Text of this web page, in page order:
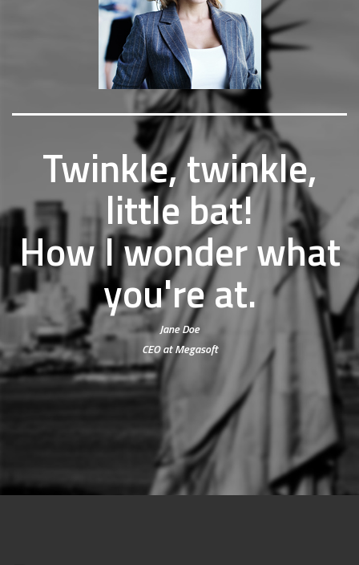
Twinkle, twinkle,
little bat!
How I wonder what
you're at.
Jane Doe
CEO at Megasoft